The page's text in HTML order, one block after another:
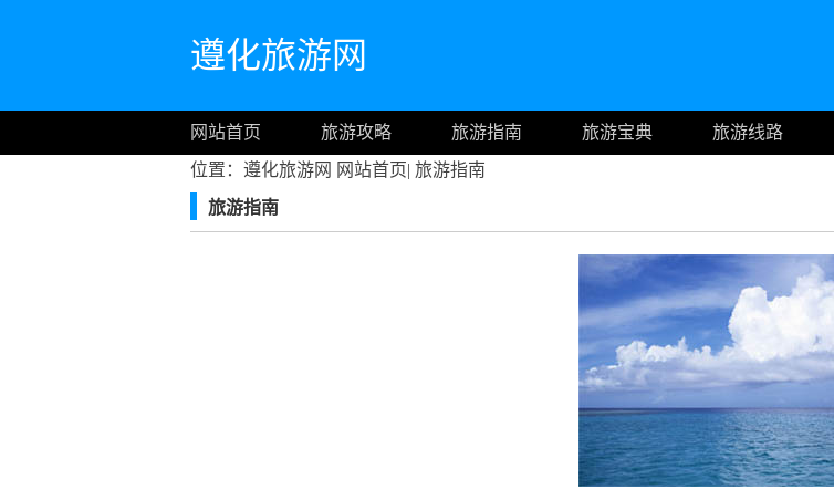
遵化旅游网
网站首页 旅游攻略 旅游指南 旅游宝典 旅游线路
位置：遵化旅游网 网站首页| 旅游指南
旅游指南